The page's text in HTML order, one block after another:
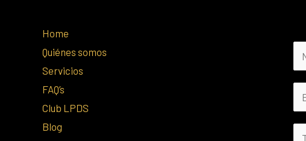
Home
Quiénes somos
Servicios
FAQ’s
Club LPDS
Blog